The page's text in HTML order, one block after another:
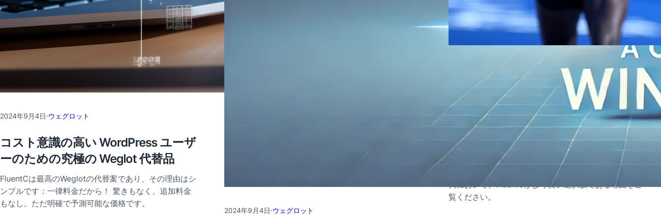
2024年9月4日·ウェグロット
コスト意識の高い WordPress ユーザ
ーのための究極の Weglot 代替品
FluentCは最高のWeglotの代替案であり、その理由はシ
ンプルです：一律料金だから！ 驚きもなく、追加料金
もなし。ただ明確で予測可能な価格です。
2024年9月4日·ウェグロット
FluentC が大規模多言語ウェブサイ
トの管理において Weglot より優れ
ている理由
FluentCは、優れたパフォーマンス、拡張性、そして費
用対効果により、大規模多言語ウェブサイトの管理にお
いてWeglotを上回ります。 オンラインプレゼンスの拡
大において、FluentCがより良い選択肢である理由をご
覧ください。